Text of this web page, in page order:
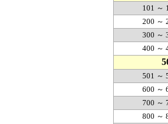
101 ～
200 ～
300 ～
400 ～
501 ～
600 ～
700 ～
800 ～